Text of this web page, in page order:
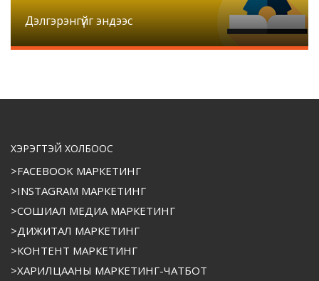
Дэлгэрэнгүйг эндээс
ХЭРЭГТЭЙ ХОЛБООС
>FACEBOOK МАРКЕТИНГ
>INSTAGRAM МАРКЕТИНГ
>СОШИАЛ МЕДИА МАРКЕТИНГ
>ДИЖИТАЛ МАРКЕТИНГ
>КОНТЕНТ МАРКЕТИНГ
>ХАРИЛЦААНЫ МАРКЕТИНГ-ЧАТБОТ